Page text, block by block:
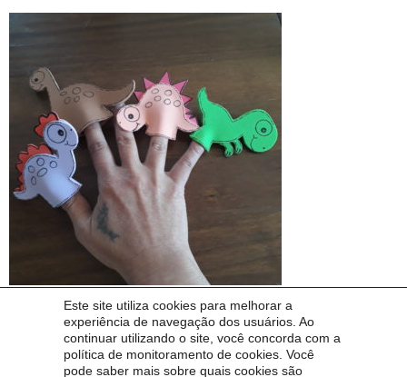
Este site utiliza cookies para melhorar a
experiência de navegação dos usuários. Ao
continuar utilizando o site, você concorda com a
política de monitoramento de cookies. Você
pode saber mais sobre quais cookies são
Dino dedoche
Agora você tem dino dedoches!